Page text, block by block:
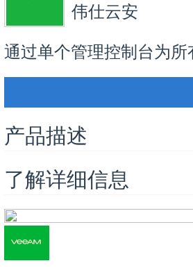
伟仕云安
通过单个管理控制台为
产品描述
了解详细信息